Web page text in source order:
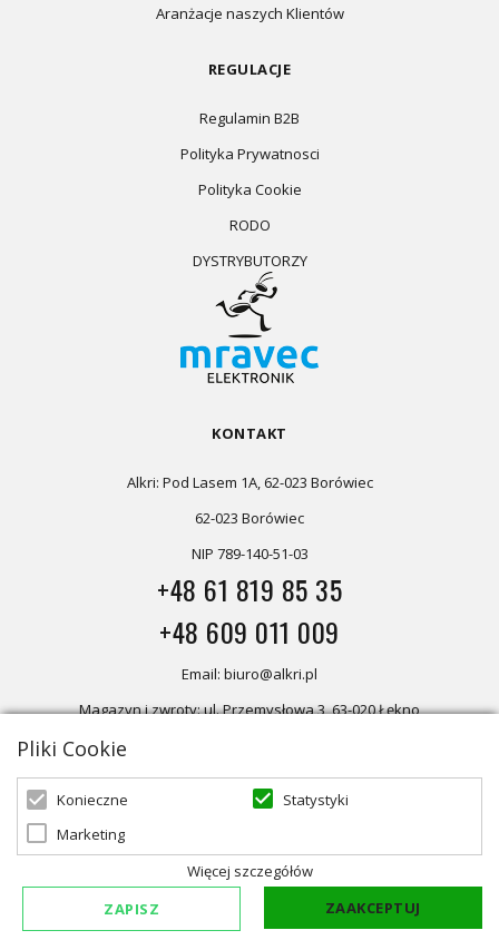
Aranżacje naszych Klientów
REGULACJE
Regulamin B2B
Polityka Prywatnosci
Polityka Cookie
RODO
DYSTRYBUTORZY
KONTAKT
Alkri: Pod Lasem 1A, 62-023 Borówiec
62-023 Borówiec
NIP 789-140-51-03
+48 61 819 85 35
+48 609 011 009
Email: biuro@alkri.pl
Magazyn i zwroty: ul. Przemysłowa 3, 63-020 Łękno
Biuro: Pod Lasem 1A, 62-023 Borówiec
Oferta skierowana dla firm, w przypadku zakupów detalicznych
Pliki Cookie
Konieczne
Statystyki
Marketing
Więcej szczegółów
ZAPISZ
ZAAKCEPTUJ
© 2026 ALKRI | Powered by